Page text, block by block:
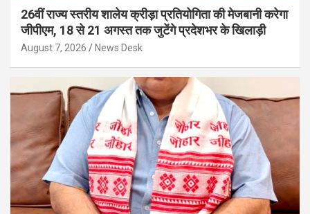
26वीं राज्य स्तरीय शालेय क्रीड़ा प्रतियोगिता की मेजबानी करेगा
जीपीएम, 18 से 21 अगस्त तक जुटेंगे प्रदेशभर के खिलाड़ी
August 7, 2026 News Desk